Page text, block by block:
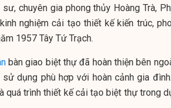
chuyên gia phong thủy Hoàng Trà,
nghiệm cải tạo thiết kế kiến trúc,
1957 Tây Tứ Trạch.
bàn giao biệt thự đã hoàn thiện bên
dụng phù hợp với hoàn cảnh gia
quá trình thiết kế cải tạo biệt thự trong